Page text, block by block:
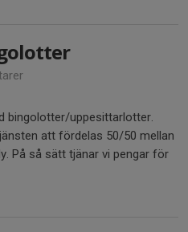
bingolotter/uppesittarlotter.
att fördelas 50/50 mellan
På så sätt tjänar vi pengar för